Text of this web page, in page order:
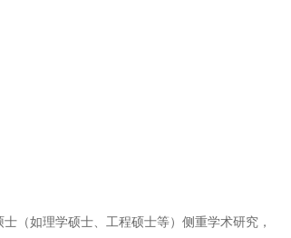
（如理学硕士、工程硕士等）侧重学术研究，